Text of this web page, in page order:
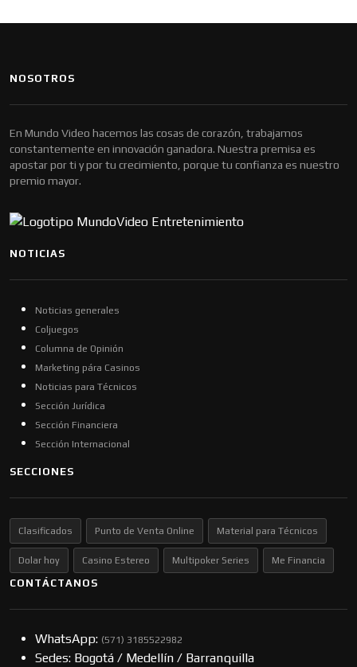
NOSOTROS
En Mundo Video hacemos las cosas de corazón, trabajamos
constantemente en innovación ganadora. Nuestra premisa es
apostar por ti y por tu crecimiento, porque tu confianza es nuestro
premio mayor.
NOTICIAS
Noticias generales
Coljuegos
Columna de Opinión
Marketing pára Casinos
Noticias para Técnicos
Sección Jurídica
Sección Financiera
Sección Internacional
SECCIONES
Clasificados Punto de Venta Online Material para Técnicos
Dolar hoy Casino Estereo Multipoker Series Me Financia
CONTÁCTANOS
WhatsApp: (57​​1) 3185522982
Sedes: Bogotá / Medellín / Barranquilla